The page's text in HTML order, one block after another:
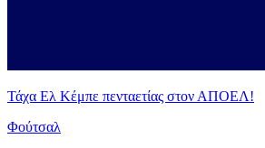
Τάχα Ελ Κέμπε πενταετίας στον ΑΠΟΕΛ!
Φούτσαλ